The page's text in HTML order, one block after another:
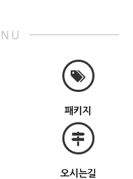
패키지
오시는길